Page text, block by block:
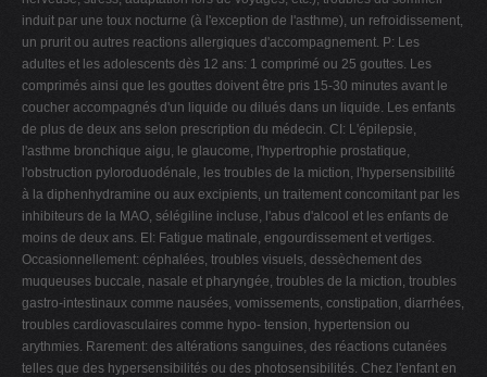
induit par une toux nocturne (à l'exception de l'asthme), un refroidissement,
un prurit ou autres reactions allergiques d'accompagnement. P: Les
adultes et les adolescents dès 12 ans: 1 comprimé ou 25 gouttes. Les
comprimés ainsi que les gouttes doivent être pris 15-30 minutes avant le
coucher accompagnés d'un liquide ou dilués dans un liquide. Les enfants
de plus de deux ans selon prescription du médecin. CI: L'épilepsie,
l'asthme bronchique aigu, le glaucome, l'hypertrophie prostatique,
l'obstruction pyloroduodénale, les troubles de la miction, l'hypersensibilité
à la diphenhydramine ou aux excipients, un traitement concomitant par les
inhibiteurs de la MAO, sélégiline incluse, l'abus d'alcool et les enfants de
moins de deux ans. EI: Fatigue matinale, engourdissement et vertiges.
Occasionnellement: céphalées, troubles visuels, dessèchement des
muqueuses buccale, nasale et pharyngée, troubles de la miction, troubles
gastro-intestinaux comme nausées, vomissements, constipation, diarrhées,
troubles cardiovasculaires comme hypo- tension, hypertension ou
arythmies. Rarement: des altérations sanguines, des réactions cutanées
telles que des hypersensibilités ou des photosensibilités. Chez l'enfant en